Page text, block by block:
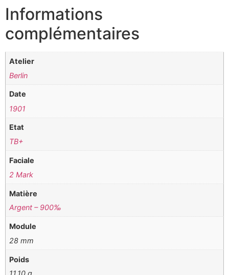
Informations
complémentaires
Atelier
Berlin
Date
1901
Etat
TB+
Faciale
2 Mark
Matière
Argent – 900‰
Module
28 mm
Poids